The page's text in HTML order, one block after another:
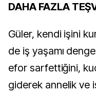
DAHA FAZLA
Güler, kendi işini
de iş yaşamı
efor sarfettiğini,
giderek annelik ve